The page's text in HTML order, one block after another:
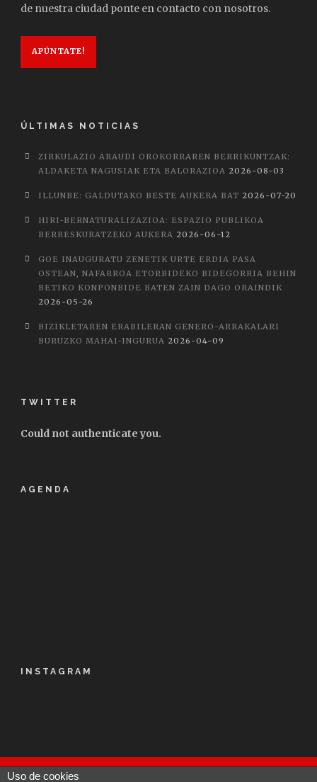
de nuestra ciudad ponte en contacto con nosotros.
APÚNTATE!
ÚLTIMAS NOTICIAS
ZIRKULAZIO ARAUDI OROKORRAREN BERRIKUNTZAK:
ALDAKETA NAGUSIAK ETA BALORAZIOA 2026-08-03
ILLUNBE: GALDUTAKO BESTE AUKERA BAT 2026-07-20
HIRI-BERNATURALIZAZIOA: ESPAZIO PUBLIKOA
BERRESKURATZEKO AUKERA 2026-06-12
GOE INAUGURATU ZENETIK URTE ERDIA PASA
OSTEAN, NAFARROA ETORBIDEKO BIDEGORRIA BEHIN
BETIKO KONPONBIDE BATEN ZAIN DAGO ORAINDIK
2026-05-26
BIZIKLETAREN ERABILERAN GENERO-ARRAKALARI
BURUZKO MAHAI-INGURUA 2026-04-09
TWITTER
Could not authenticate you.
AGENDA
INSTAGRAM
Uso de cookies